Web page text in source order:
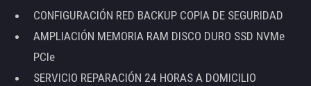
CONFIGURACIÓN RED BACKUP COPIA DE SEGURIDAD
AMPLIACIÓN MEMORIA RAM DISCO DURO SSD NVMe
PCIe
SERVICIO REPARACIÓN 24 HORAS A DOMICILIO